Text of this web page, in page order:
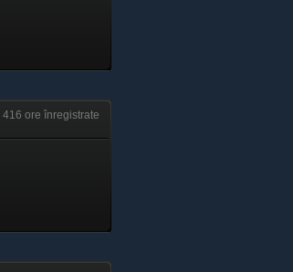
416 ore înregistrate